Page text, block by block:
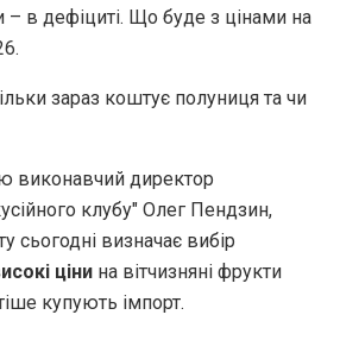
– в дефіциті. Що буде з цінами на
зараз коштує полуниця та чи
виконавчий директор
клубу" Олег Пендзин,
сьогодні визначає вибір
ціни на вітчизняні фрукти
купують імпорт.